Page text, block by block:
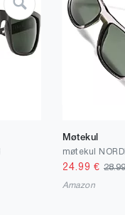
Møtekul
24.99 € 28.99
Amazon